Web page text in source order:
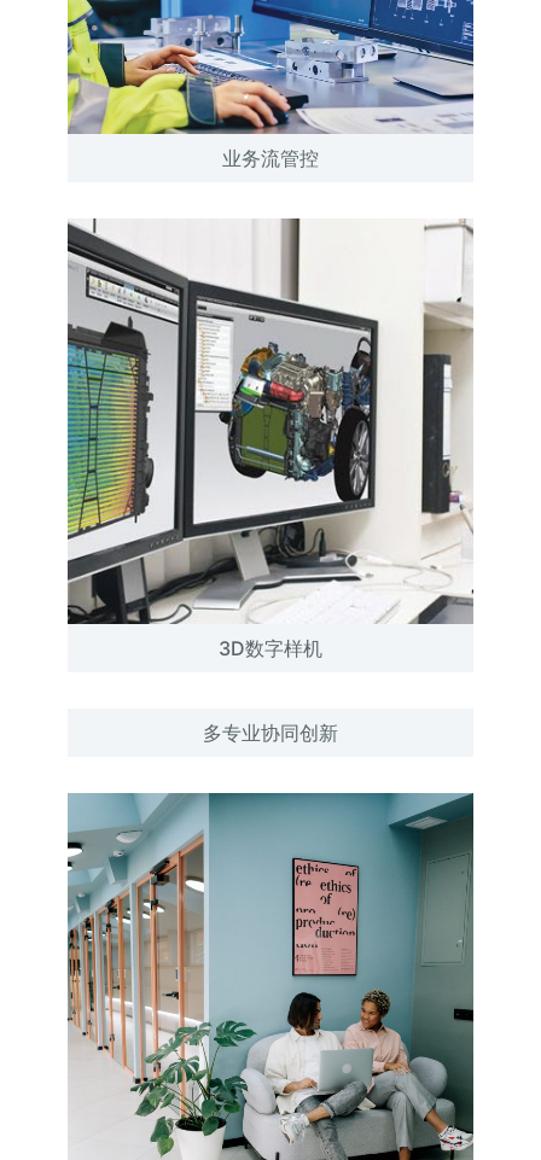
业务流管控
3D数字样机
多专业协同创新